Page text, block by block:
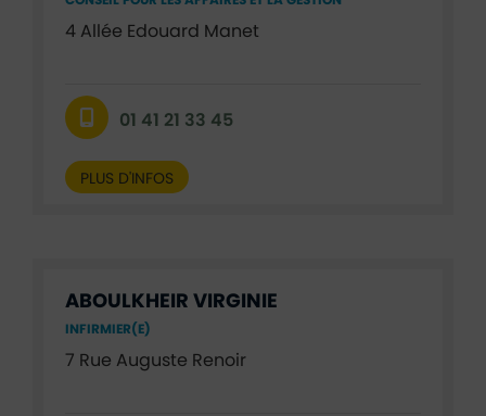
4 Allée Edouard Manet
01 41 21 33 45
PLUS D'INFOS
ABOULKHEIR VIRGINIE
INFIRMIER(E)
7 Rue Auguste Renoir